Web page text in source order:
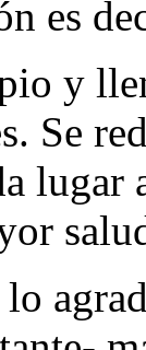
es
y
Se
lugar
lo